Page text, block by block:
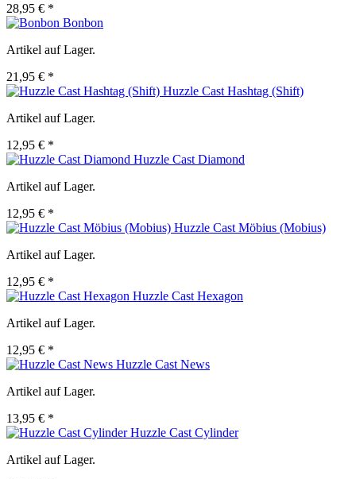
28,95 € *
Bonbon
Artikel auf Lager.
21,95 € *
Huzzle Cast Hashtag (Shift)
Artikel auf Lager.
12,95 € *
Huzzle Cast Diamond
Artikel auf Lager.
12,95 € *
Huzzle Cast Möbius (Mobius)
Artikel auf Lager.
12,95 € *
Huzzle Cast Hexagon
Artikel auf Lager.
12,95 € *
Huzzle Cast News
Artikel auf Lager.
13,95 € *
Huzzle Cast Cylinder
Artikel auf Lager.